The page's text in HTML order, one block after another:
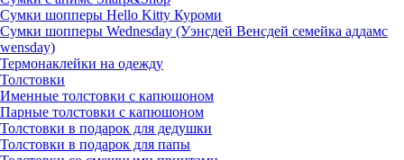
Сумки шопперы Hello Kitty Куроми
Сумки шопперы Wednesday (Уэнсдей Венсдей семейка аддамс
wensday)
Термонаклейки на одежду
Толстовки
Именные толстовки с капюшоном
Парные толстовки с капюшоном
Толстовки в подарок для дедушки
Толстовки в подарок для папы